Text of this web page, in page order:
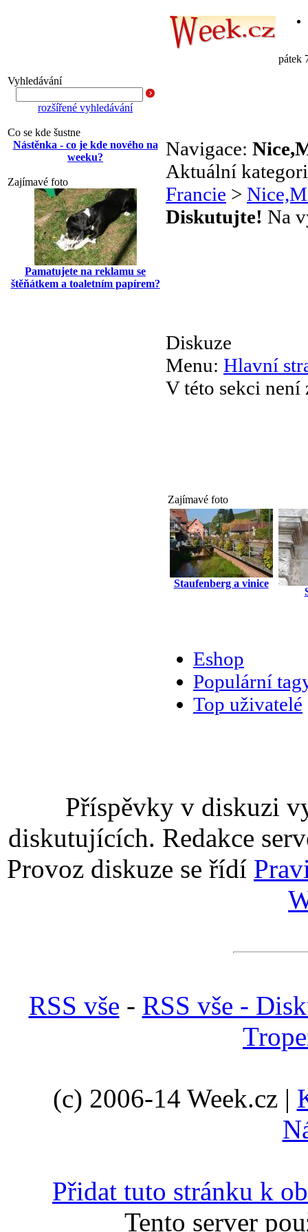
pátek
Vyhledávání
rozšířené vyhledávání
Co se kde šustne
Nástěnka - co je kde nového na
weeku?
Zajímavé foto
Pamatujete na reklamu se
štěňátkem a toaletním papírem?
Navigace:
Aktuální
Francie >
Diskutujte! Na
Diskuze
Menu: Hlavní
V této sekci není
Zajímavé foto
Staufenberg a vinice
Eshop
Populární
Top uživatelé
Příspěvky v diskuzi
diskutujících. Redakce
Provoz diskuze se řídí
RSS vše - RSS vše -
(c) 2006-14 Week.cz |
Přidat tuto stránku k
Tento server